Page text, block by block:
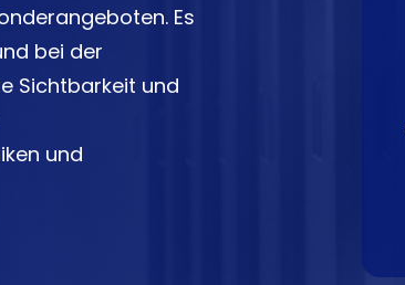
Es
bei der
Sichtbarkeit und
und